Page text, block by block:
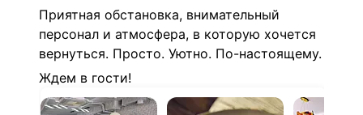
Приятная обстановка, внимательный
персонал и атмосфера, в которую хочется
вернуться. Просто. Уютно. По-настоящему.
Ждем в гости!